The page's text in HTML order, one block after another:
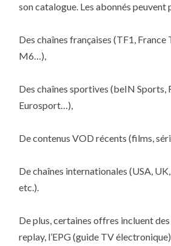
son catalogue. Les abonnés peuvent
Des chaînes françaises (TF1, France
M6…),
Des chaînes sportives (beIN Sports,
Eurosport…),
De contenus VOD récents (films,
De chaînes internationales (USA,
etc.).
De plus, certaines offres incluent
replay, l’EPG (guide TV électronique)